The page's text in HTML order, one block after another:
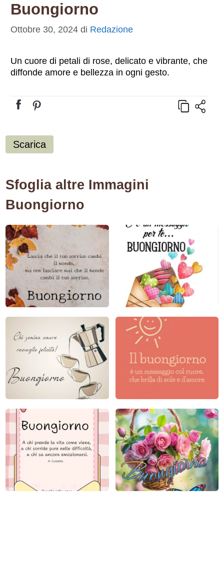
Buongiorno
Ottobre 30, 2024 di Redazione
Un cuore di petali di rose, delicato e vibrante, che
diffonde amore e bellezza in ogni gesto.
Scarica
Sfoglia altre Immagini
Buongiorno